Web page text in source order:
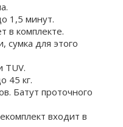
1,5 минут.
в комплекте.
сумка для этого
TUV.
45 кг.
Батут проточного
входит в